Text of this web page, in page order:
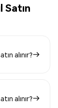
alınır?
alınır?